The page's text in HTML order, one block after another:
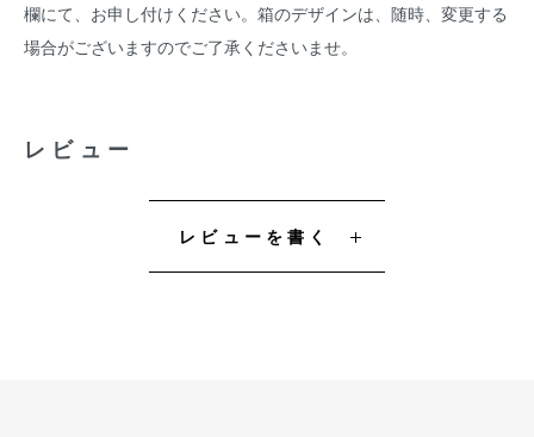
欄にて、お申し付けください。箱のデザインは、随時、変更する
場合がございますのでご了承くださいませ。
レビュー
レビューを書く